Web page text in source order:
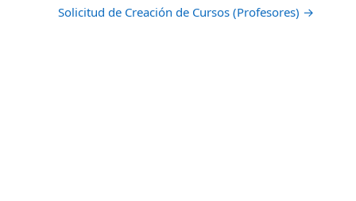
Solicitud de Creación de Cursos (Profesores) →